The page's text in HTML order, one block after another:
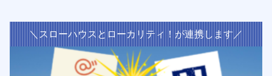
＼スローハウスとローカリティ！が連携します／